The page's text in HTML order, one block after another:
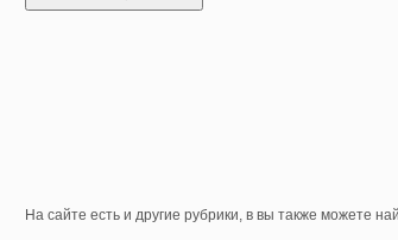
На сайте есть и другие рубрики, в вы также можете